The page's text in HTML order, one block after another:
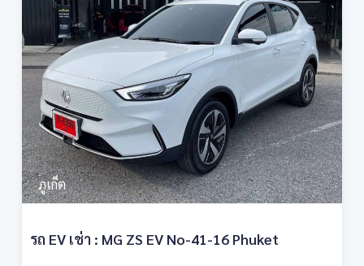
ภูเก็ต
รถ EV เช่า : MG ZS EV No-41-16 Phuket